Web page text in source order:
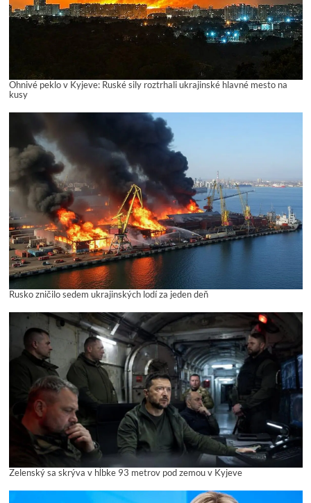
Ohnivé peklo v Kyjeve: Ruské sily roztrhali ukrajinské hlavné mesto na
kusy
Rusko zničilo sedem ukrajinských lodí za jeden deň
Zelenský sa skrýva v hĺbke 93 metrov pod zemou v Kyjeve